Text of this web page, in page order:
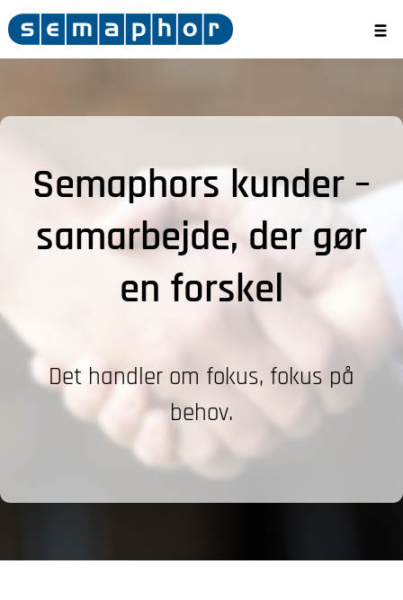
Semaphors kunder –
samarbejde, der gør
en forskel
Det handler om fokus, fokus på
behov.